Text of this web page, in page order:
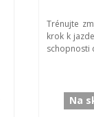
Trénujte
krok k
schopnosti
Na